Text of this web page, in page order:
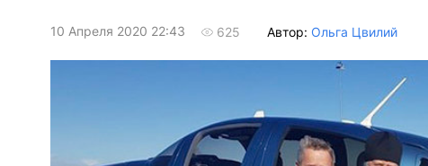
10 Апреля 2020 22:43 625 Автор: Ольга Цвилий